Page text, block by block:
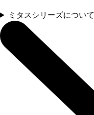
ミタスシリーズについて